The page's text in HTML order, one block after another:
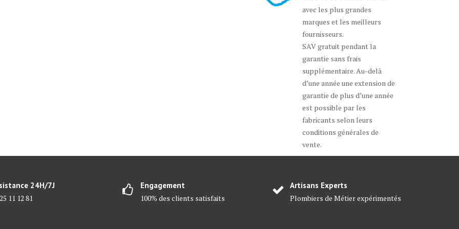
avec les plus grandes
marques et les meilleurs
fournisseurs.
SAV gratuit pendant la
garantie sans frais
supplémentaire. Au-delà
d’une année une extension de
garantie de plus d’une année
est possible par les
fabricants selon leurs
conditions générales de
vente.
24H/7J
11 12 81
Engagement
100% des clients satisfaits
Artisans Experts
Plombiers de Métier expérimentés